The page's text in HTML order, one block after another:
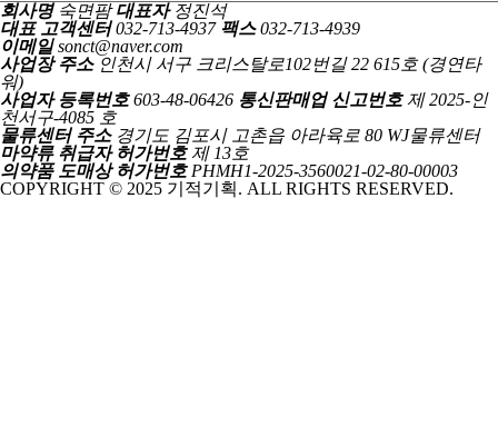
회사명숙면팜 대표자 정진석
대표 고객센터032-713-4937 팩스032-713-4939
이메일sonct@naver.com
사업장 주소 인천시 서구 크리스탈로102번길 22 615호 (경연타
워)
사업자 등록번호603-48-06426 통신판매업 신고번호제 2025-인
천서구-4085 호
물류센터 주소경기도 김포시 고촌읍 아라육로 80 WJ물류센터
마약류 취급자 허가번호제 13호
의약품 도매상 허가번호PHMH1-2025-3560021-02-80-00003
COPYRIGHT © 2025 기적기획. ALL RIGHTS RESERVED.